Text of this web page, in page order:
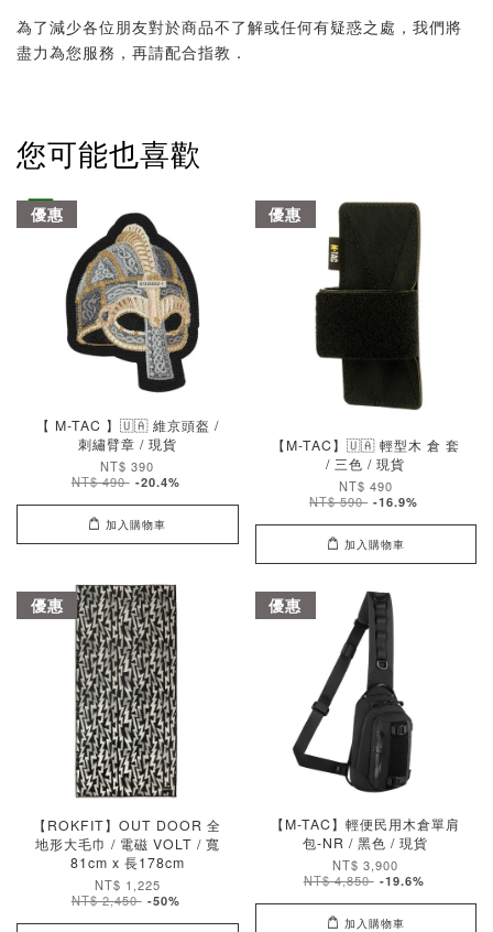
為了減少各位朋友對於商品不了解或任何有疑惑之處，我們將
盡力為您服務，再請配合指教．
您可能也喜歡
優惠
【 M-TAC 】🇺🇦 維京頭盔 /
刺繡臂章 / 現貨
NT$ 390
NT$ 490 -20.4%
加入購物車
優惠
【M-TAC】🇺🇦 輕型木 倉 套
/ 三色 / 現貨
NT$ 490
NT$ 590 -16.9%
加入購物車
優惠
【ROKFIT】OUT DOOR 全
地形大毛巾 / 電磁 VOLT / 寬
81cm x 長178cm
NT$ 1,225
NT$ 2,450 -50%
優惠
【M-TAC】輕便民用木倉單肩
包-NR / 黑色 / 現貨
NT$ 3,900
NT$ 4,850 -19.6%
加入購物車